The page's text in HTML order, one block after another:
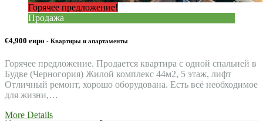
Горячее предложение!
Продажа
€4,900 евро - Квартиры и апартаменты
Горячее предложение. Продается квартира с одной спальней в
Будве (Черногория) Жилой комплекс 44м2, 5 этаж, лифт
Отличный ремонт, хорошо оборудована. Есть всё необходимое
для жизни,…
More Details